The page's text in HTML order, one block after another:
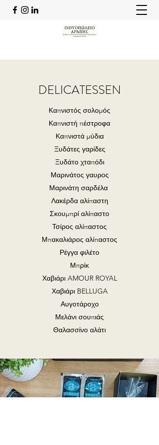
DELICATESSEN
Καπνιστός σολομός
Καπνιστή πέστροφα
Καπνιστά μύδια
Ξυδάτες γαρίδες
Ξυδάτο χταπόδι
Μαρινάτος γαυρος
Μαρινάτη σαρδέλα
Λακέρδα αλίπαστη
Σκουμπρί αλίπαστο
Τσίρος αλίπαστος
Μπακαλιάρος αλίπαστος
Ρέγγα φιλέτο
Μπρίκ
Χαβιάρι AMOUR ROYAL
Χαβιάρι BELLUGA
Αυγοτάροχο
Μελάνι σουπιάς
Θαλασσίνο αλάτι